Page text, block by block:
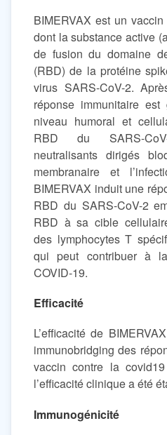
BIMERVAX est un
dont la substance active
de fusion du domaine
(RBD) de la protéine
virus SARS-CoV-2.
réponse immunitaire
niveau humoral et
RBD du SARS-
neutralisants dirigés
membranaire et
BIMERVAX induit une
RBD du SARS-CoV-2
RBD à sa cible
des lymphocytes T
qui peut contribuer à
COVID-19.
Efficacité
L’efficacité de
immunobridging des
vaccin contre la
l’efficacité clinique a été
Immunogénicité